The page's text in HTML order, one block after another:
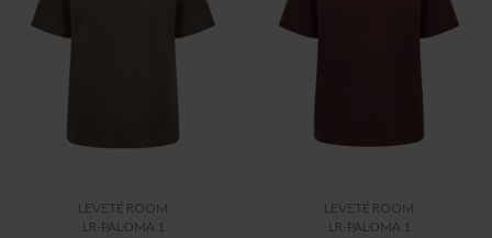
LEVETÉ ROOM
LR-PALOMA 1
LEVETÉ ROOM
LR-PALOMA 1